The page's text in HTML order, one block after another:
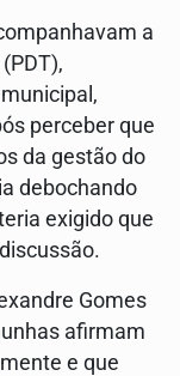
a
perceber que
da gestão do
debochando
exigido que
Gomes
afirmam
e que